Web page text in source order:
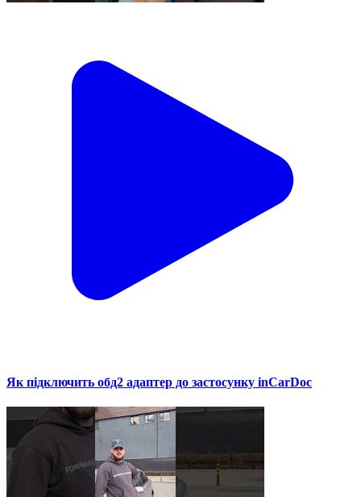
Як підключить обд2 адаптер до застосунку inCarDoc